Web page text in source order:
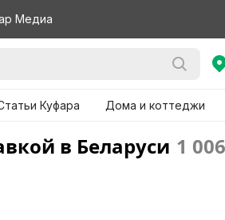
Медиа
Куфара Дома и коттеджи
в Беларуси 1 006